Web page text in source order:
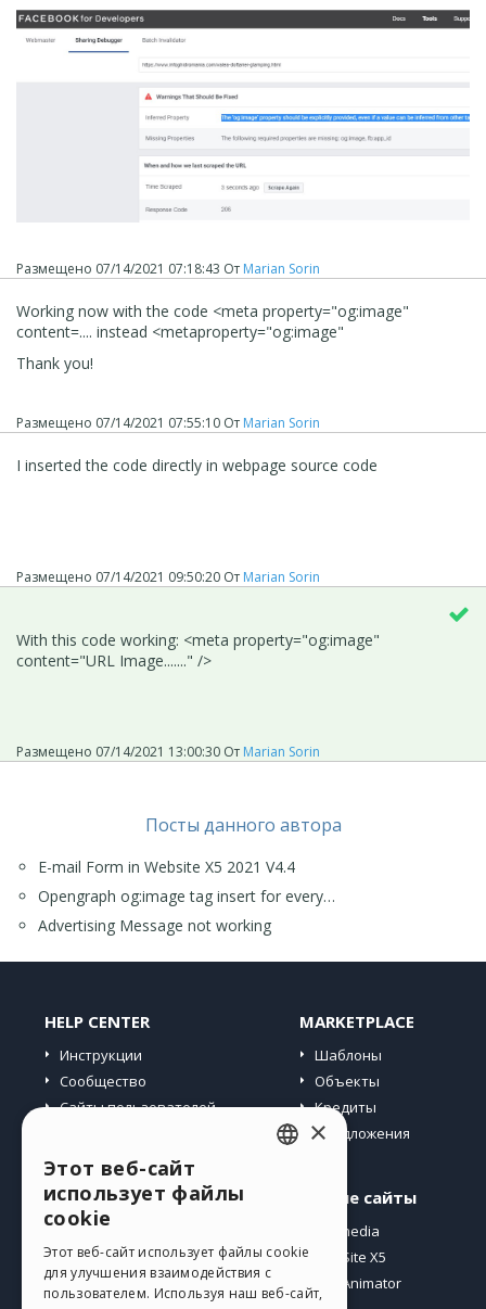
Размещено 07/14/2021 07:18:43 От Marian Sorin
Working now with the code <meta property="og:image"
content=.... instead <metaproperty="og:image"
Thank you!
Размещено 07/14/2021 07:55:10 От Marian Sorin
I inserted the code directly in webpage source code
Размещено 07/14/2021 09:50:20 От Marian Sorin
With this code working: <meta property="og:image"
content="URL Image......." />
Размещено 07/14/2021 13:00:30 От Marian Sorin
Посты данного автора
E-mail Form in Website X5 2021 V4.4
Opengraph og:image tag insert for every…
Advertising Message not working
HELP CENTER
Инструкции
Сообщество
Сайты пользователей
MARKETPLACE
Шаблоны
Объекты
Кредиты
Предложения
Профиль
Мои посты
Мои лицензии
Загрузить
Другие сайты
Incomedia
WebSite X5
WebAnimator
GERMAN
SPANISH
×
Этот веб-сайт
использует файлы
cookie
Этот веб-сайт использует файлы cookie
для улучшения взаимодействия с
пользователем. Используя наш веб-сайт,